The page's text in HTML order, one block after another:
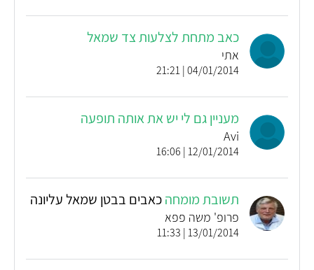
כאב מתחת לצלעות צד שמאל
אתי
04/01/2014 | 21:21
מעניין גם לי יש את אותה תופעה
Avi
12/01/2014 | 16:06
תשובת מומחהכאבים בבטן שמאל עליונה
פרופ' משה פפא
13/01/2014 | 11:33